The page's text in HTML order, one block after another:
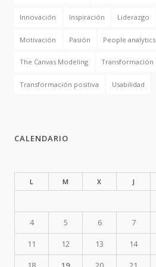
Innovación Inspiración Liderazgo
Motivación Pasión People analytics
The Canvas Modeling Transformación
Transformación positiva Usabilidad
CALENDARIO
L M X J
4
5 6 7
11
12 13 14